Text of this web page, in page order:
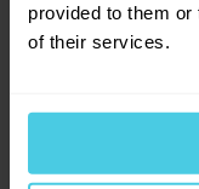
provided to them
of their services.
Servisní sada
konvice - 2
šálky